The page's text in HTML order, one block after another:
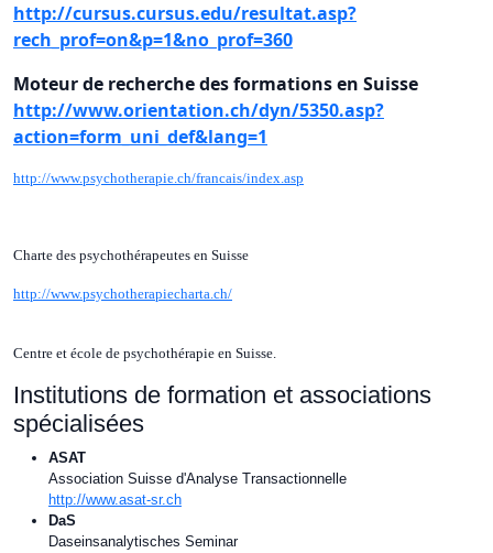
http://cursus.cursus.edu/resultat.asp?
rech_prof=on&p=1&no_prof=360
Moteur de recherche des formations en Suisse
http://www.orientation.ch/dyn/5350.asp?
action=form_uni_def&lang=1
http://www.psychotherapie.ch/francais/index.asp
Charte des psychothérapeutes en Suisse
http://www.psychotherapiecharta.ch/
Centre et école de psychothérapie en Suisse.
Institutions de formation et associations
spécialisées
ASAT
Association Suisse d'Analyse Transactionnelle
http://www.asat-sr.ch
DaS
Daseinsanalytisches Seminar